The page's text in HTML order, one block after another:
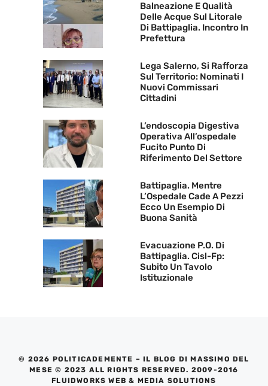
Balneazione E Qualità
Delle Acque Sul Litorale
Di Battipaglia. Incontro In
Prefettura
Lega Salerno, Si Rafforza
Sul Territorio: Nominati I
Nuovi Commissari
Cittadini
L’endoscopia Digestiva
Operativa All’ospedale
Fucito Punto Di
Riferimento Del Settore
Battipaglia. Mentre
L’Ospedale Cade A Pezzi
Ecco Un Esempio Di
Buona Sanità
Evacuazione P.O. Di
Battipaglia. Cisl-Fp:
Subito Un Tavolo
Istituzionale
© 2026 POLITICADEMENTE – IL BLOG DI MASSIMO DEL
MESE © 2023 ALL RIGHTS RESERVED. 2009-2016
FLUIDWORKS WEB & MEDIA SOLUTIONS